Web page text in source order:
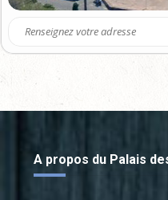
A propos du Palais